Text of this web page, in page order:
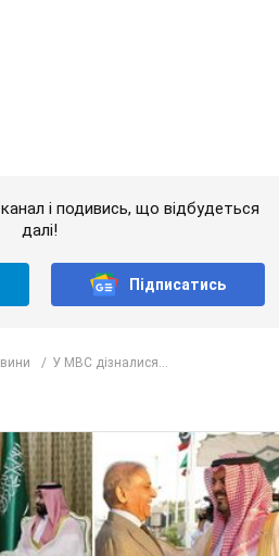
та Пакистан
аналог НАТО: що відомо
підтримку у разі нападу на одну